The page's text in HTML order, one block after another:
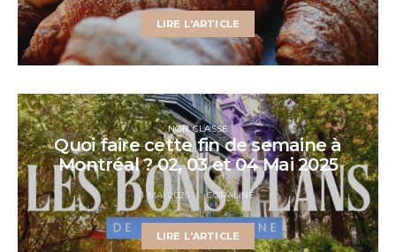
LIRE L'ARTICLE
NON CLASSÉ
Quoi faire cette fin de semaine à
Montréal ? 02, 03 et 04 Mai 2025
1 MAI 2025 CORALINE
LIRE L'ARTICLE